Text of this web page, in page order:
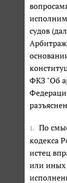
судов
ФКЗ "Об
1. По
кодекса
истец
или иных